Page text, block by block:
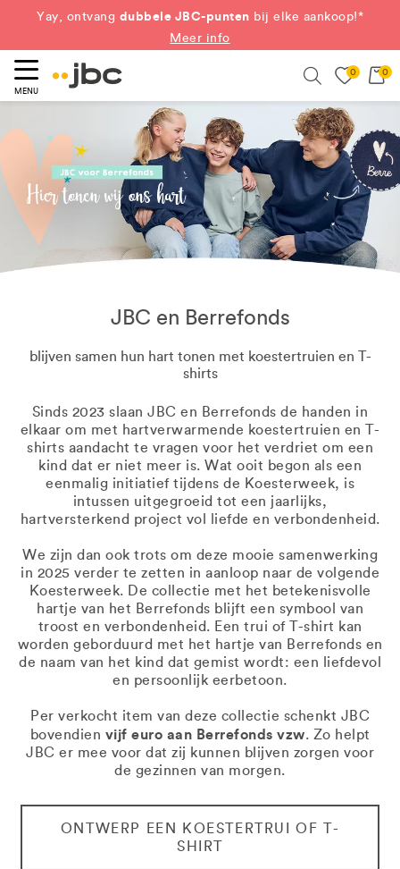
Yay, ontvang dubbele JBC-punten bij elke aankoop!*
Meer info
MENU
0 0
JBC en Berrefonds
blijven samen hun hart tonen met koestertruien en T-
shirts
Sinds 2023 slaan JBC en Berrefonds de handen in
elkaar om met hartverwarmende koestertruien en T-
shirts aandacht te vragen voor het verdriet om een
kind dat er niet meer is. Wat ooit begon als een
eenmalig initiatief tijdens de Koesterweek, is
intussen uitgegroeid tot een jaarlijks,
hartversterkend project vol liefde en verbondenheid.
We zijn dan ook trots om deze mooie samenwerking
in 2025 verder te zetten in aanloop naar de volgende
Koesterweek. De collectie met het betekenisvolle
hartje van het Berrefonds blijft een symbool van
troost en verbondenheid. Een trui of T-shirt kan
worden geborduurd met het hartje van Berrefonds en
de naam van het kind dat gemist wordt: een liefdevol
en persoonlijk eerbetoon.
Per verkocht item van deze collectie schenkt JBC
bovendien vijf euro aan Berrefonds vzw. Zo helpt
JBC er mee voor dat zij kunnen blijven zorgen voor
de gezinnen van morgen.
ONTWERP EEN KOESTERTRUI OF T-
SHIRT